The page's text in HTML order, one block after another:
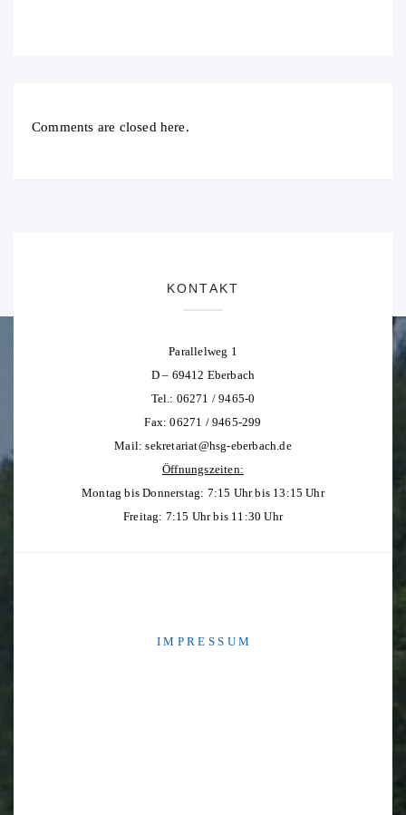
Comments are closed here.
KONTAKT
Parallelweg 1
D – 69412 Eberbach
Tel.: 06271 / 9465-0
Fax: 06271 / 9465-299
Mail:sekretariat@hsg-eberbach.de
Öffnungszeiten:
Montag bis Donnerstag: 7:15 Uhr bis 13:15 Uhr
Freitag: 7:15 Uhr bis 11:30 Uhr
I M P R E S S U M